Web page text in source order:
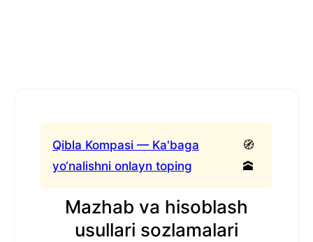
Qibla Kompasi — Ka'baga
yo‘nalishni onlayn toping
🧭
🕋
Mazhab va hisoblash
usullari sozlamalari